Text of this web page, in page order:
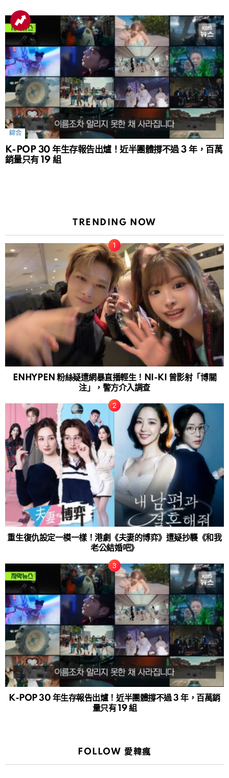
綜合
K-POP 30 年生存報告出爐！近半團體撐不過 3 年，百萬
銷量只有 19 組
TRENDING NOW
ENHYPEN 粉絲疑遭網暴直播輕生！NI-KI 曾影射「博關
注」，警方介入調查
重生復仇設定一模一樣！港劇《夫妻的博弈》遭疑抄襲《和我
老公結婚吧》
K-POP 30 年生存報告出爐！近半團體撐不過 3 年，百萬銷
量只有 19 組
FOLLOW 愛韓瘋